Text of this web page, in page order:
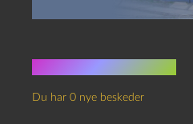
Du har 0 nye beskeder